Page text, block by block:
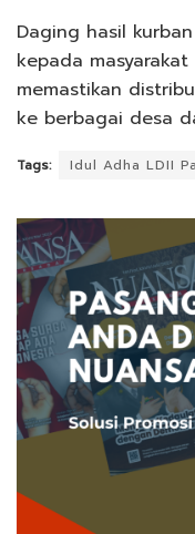
Daging hasil
kepada
memastikan
ke berbagai desa
Tags: Idul Adha LDII